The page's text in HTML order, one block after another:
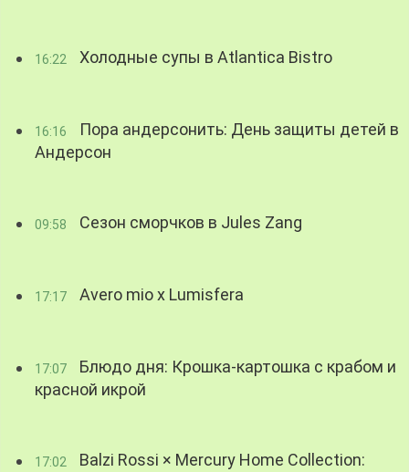
16:22 Холодные супы в Atlantica Bistro
16:16
Пора андерсонить: День защиты детей в
Андерсон
09:58 Сезон сморчков в Jules Zang
17:17 Avero mio x Lumisfera
17:07
Блюдо дня: Крошка-картошка с крабом и
красной икрой
17:02
Balzi Rossi × Mercury Home Collection: